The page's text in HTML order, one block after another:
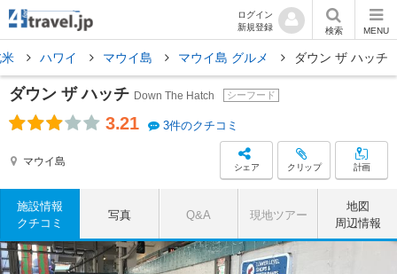
ログイン
新規登録
検索 MENU
ハワイ マウイ島 マウイ島 グルメ ダウン ザ ハッチ
ダウン ザ ハッチ Down The Hatch シーフード
3.21 3件のクチコミ
マウイ島 シェア クリップ 計画
施設情報
クチコミ
写真 Q&A 現地ツアー
地図
周辺情報